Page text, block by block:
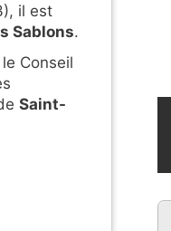
il est
Sablons.
Conseil
Saint-